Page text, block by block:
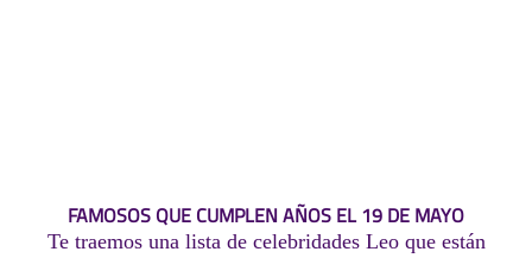
FAMOSOS QUE CUMPLEN AÑOS EL 19 DE MAYO
Te traemos una lista de celebridades Leo que están